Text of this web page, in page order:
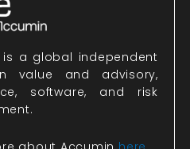
is a global independent
value and advisory,
software, and risk